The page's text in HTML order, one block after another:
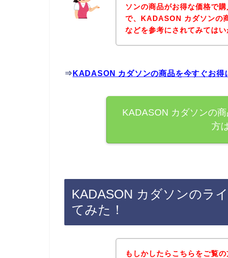
ソンの商品がお得な価格で
で、KADASON カダソンの
などを参考にされてみては
⇒ KADASON カダソンの商品を今すぐお得
KADASON カダソンの
方
KADASON カダソンのラ
てみた！
もしかしたらこちらをご覧